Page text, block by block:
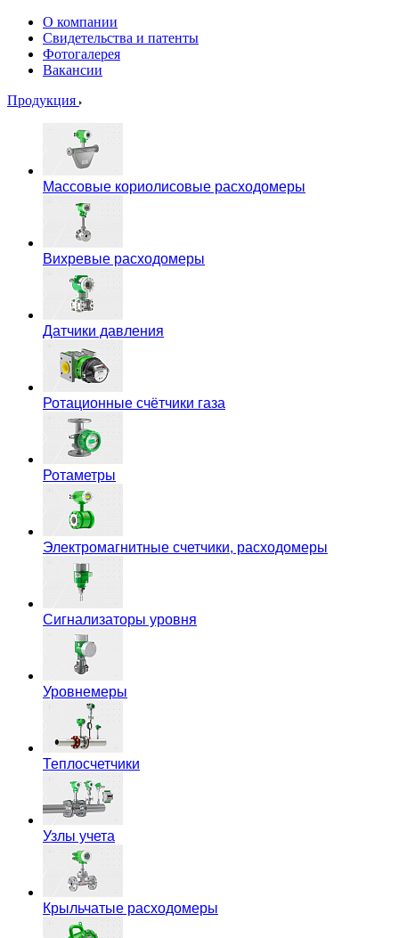
О компании
Свидетельства и патенты
Фотогалерея
Вакансии
Продукция
Массовые кориолисовые расходомеры
Вихревые расходомеры
Датчики давления
Ротационные счётчики газа
Ротаметры
Электромагнитные счетчики, расходомеры
Сигнализаторы уровня
Уровнемеры
Теплосчетчики
Узлы учета
Крыльчатые расходомеры